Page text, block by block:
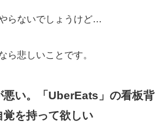
らないでしょうけど…
ら悲しいことです。
悪い。「UberEats」の看板背
覚を持って欲しい